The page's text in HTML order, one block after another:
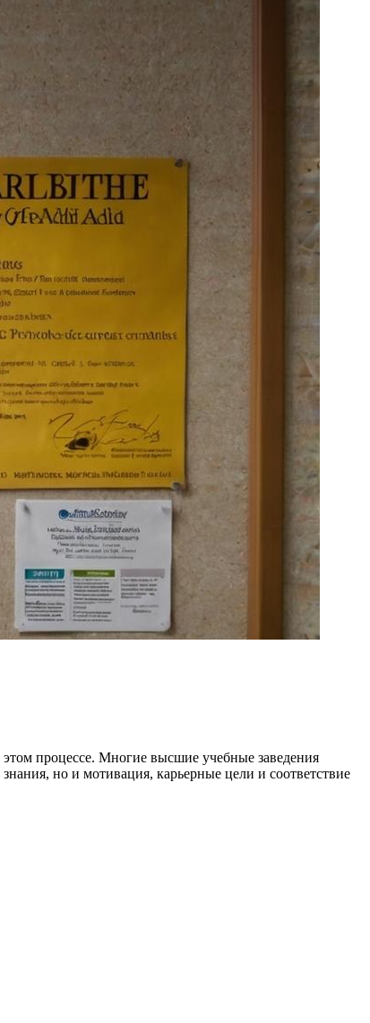
процессе. Многие высшие учебные заведения
но и мотивация, карьерные цели и соответствие